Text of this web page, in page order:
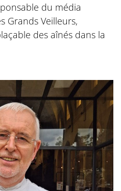
du média
Grands Veilleurs,
des aînés dans la